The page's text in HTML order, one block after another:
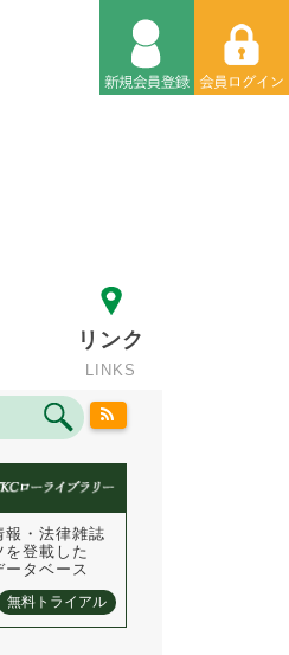
リンク
LINKS
報・法律雑誌
登載した
ータベース
無料トライアル